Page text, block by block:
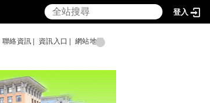
登入
聯絡資訊| 資訊入口| 網站地圖